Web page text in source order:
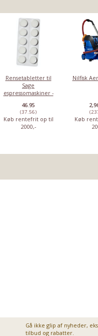
359,95
- 35 cm
Vores pris:
Rensetabletter til
Sage
espressomaskiner -
46.95
(37.56)
Køb rentefrit op til
2000,-
Nilfisk
Køb
Gå ikke glip af nyheder,
tilbud og rabatter.